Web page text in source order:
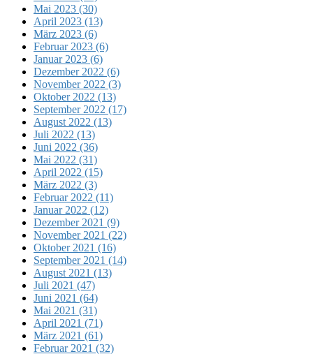
Mai 2023 (30)
April 2023 (13)
März 2023 (6)
Februar 2023 (6)
Januar 2023 (6)
Dezember 2022 (6)
November 2022 (3)
Oktober 2022 (13)
September 2022 (17)
August 2022 (13)
Juli 2022 (13)
Juni 2022 (36)
Mai 2022 (31)
April 2022 (15)
März 2022 (3)
Februar 2022 (11)
Januar 2022 (12)
Dezember 2021 (9)
November 2021 (22)
Oktober 2021 (16)
September 2021 (14)
August 2021 (13)
Juli 2021 (47)
Juni 2021 (64)
Mai 2021 (31)
April 2021 (71)
März 2021 (61)
Februar 2021 (32)